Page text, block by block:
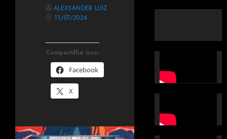
Compartilhe isso:
Facebook
X
ALEXSANDER LUIZ
11/07/2024